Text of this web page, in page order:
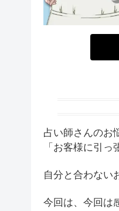
占い師さんのお
「お客様に引
自分と合わない
今回は、今回は